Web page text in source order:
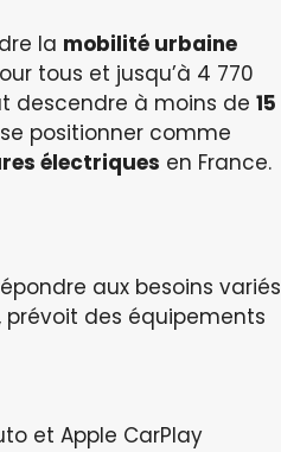
la mobilité urbaine
tous et jusqu’à 4 770
descendre à moins de 15
positionner comme
électriques en France.
aux besoins variés
prévoit des équipements
et Apple CarPlay